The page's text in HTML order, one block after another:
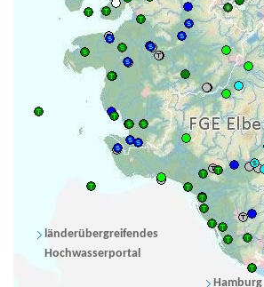
Hamburg
länderübergreifendes
Hochwasserportal